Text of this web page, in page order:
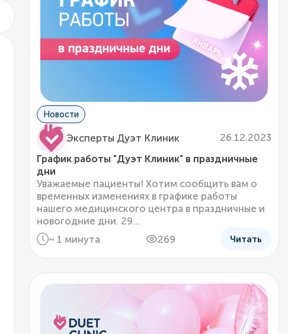
Новости
Эксперты Дуэт Клиник
26.12.2023
График работы "Дуэт Клиник" в праздничные
дни
Уважаемые пациенты! Хотим сообщить вам о
временных изменениях в графике работы
нашего медицинского центра в праздничные и
новогодние дни. 29...
~ 1 минута
269 Читать